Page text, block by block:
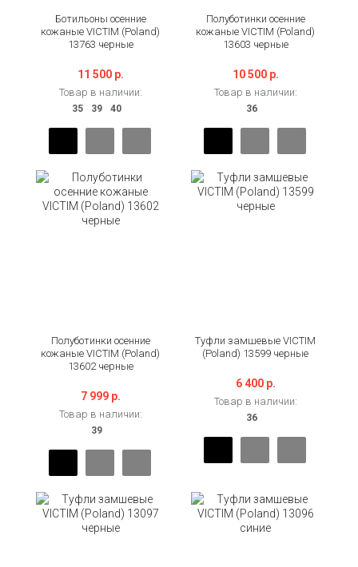
Ботильоны осенние
кожаные VICTIM (Poland)
13763 черные
11 500 р.
Товар в наличии:
Полуботинки осенние
кожаные VICTIM (Poland)
13603 черные
10 500 р.
Товар в наличии:
Полуботинки осенние
кожаные VICTIM (Poland)
13602 черные
7 999 р.
Товар в наличии:
Туфли замшевые VICTIM
(Poland) 13599 черные
6 400 р.
Товар в наличии: